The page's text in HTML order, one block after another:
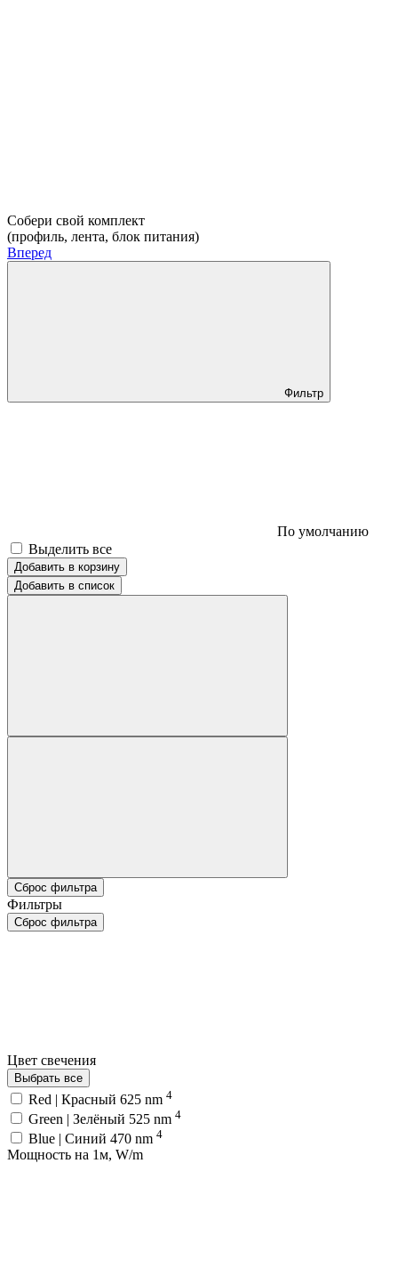
Собери свой комплект
(профиль, лента, блок питания)
Вперед
Фильтр
По умолчанию
Выделить все
Добавить в корзину
Добавить в список
Сброс фильтра
Фильтры
Сброс фильтра
Цвет свечения
Выбрать все
Red | Красный 625 nm 4
Green | Зелёный 525 nm 4
Blue | Синий 470 nm 4
Мощность на 1м, W/m